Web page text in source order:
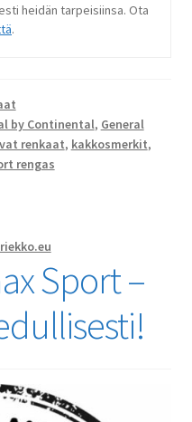
heidän tarpeisiinsa. Ota
.
by Continental, General
renkaat, kakkosmerkit,
rengas
Sport –